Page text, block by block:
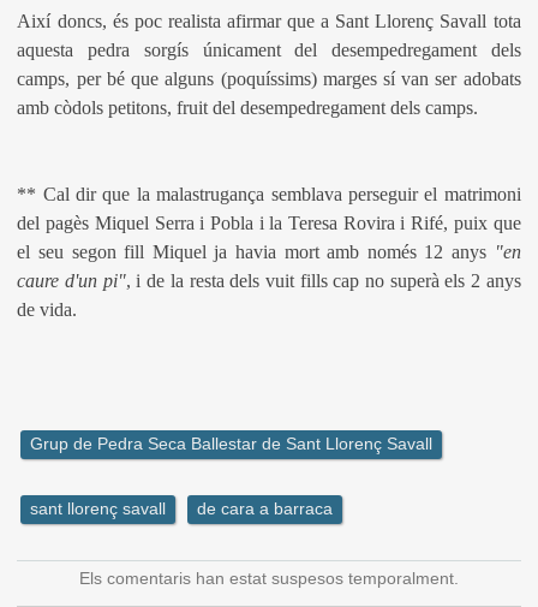
Així doncs, és poc realista afirmar que a Sant Llorenç Savall tota
aquesta pedra sorgís únicament del desempedregament dels
camps, per bé que alguns (poquíssims) marges sí van ser adobats
amb còdols petitons, fruit del desempedregament dels camps.
** Cal dir que la malastrugança semblava perseguir el matrimoni
del pagès Miquel Serra i Pobla i la Teresa Rovira i Rifé, puix que
el seu segon fill Miquel ja havia mort amb només 12 anys "en
caure d'un pi", i de la resta dels vuit fills cap no superà els 2 anys
de vida.
Grup de Pedra Seca Ballestar de Sant Llorenç Savall
sant llorenç savall de cara a barraca
Els comentaris han estat suspesos temporalment.